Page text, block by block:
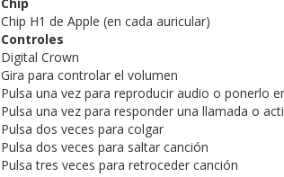
Chip
Chip H1 de Apple (en cada auricular)
Controles
Digital Crown
Gira para controlar el volumen
Pulsa una vez para reproducir audio o ponerlo
Pulsa una vez para responder una llamada o
Pulsa dos veces para colgar
Pulsa dos veces para saltar canción
Pulsa tres veces para retroceder canción